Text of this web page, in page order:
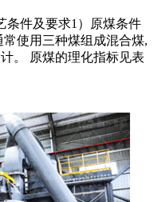
条件及要求1）原煤条件
使用三种煤组成混合煤,
。 原煤的理化指标见表